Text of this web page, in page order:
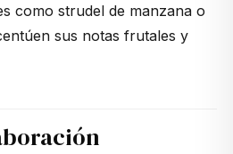
como strudel de manzana o
sus notas frutales y